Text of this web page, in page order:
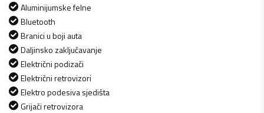
Aluminijumske felne
Bluetooth
Branici u boji auta
Daljinsko zaključavanje
Električni podizači
Električni retrovizori
Elektro podesiva sjedišta
Grijači retrovizora